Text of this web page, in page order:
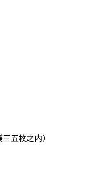
五枚之内）